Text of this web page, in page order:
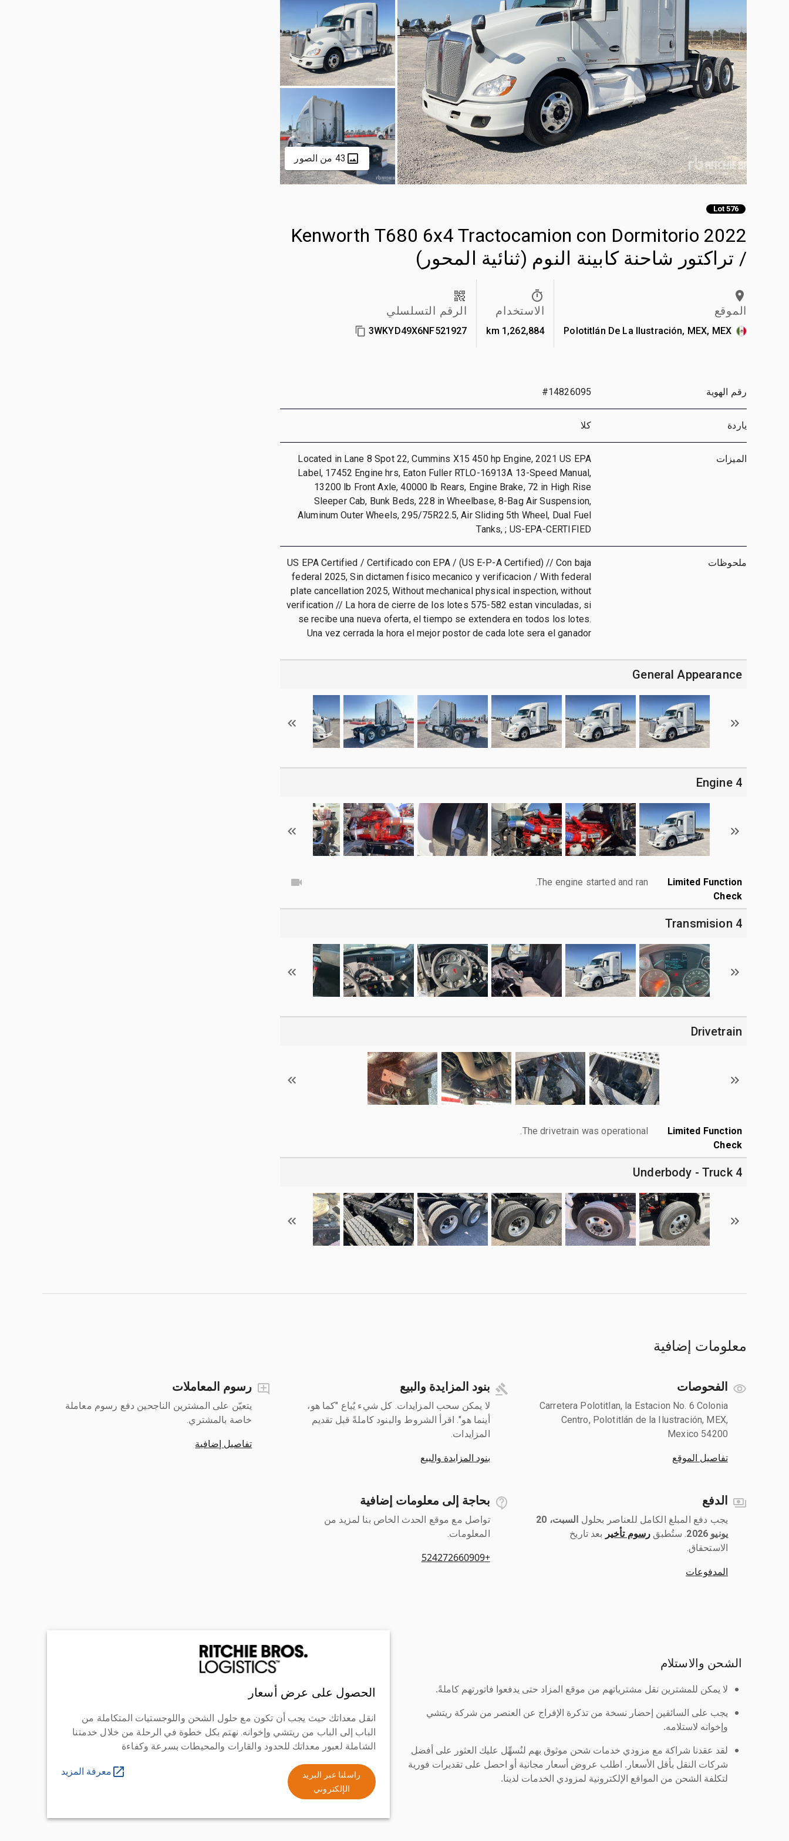
43 من الصور
Lot 576
2022 Kenworth T680 6x4 Tractocamion con Dormitorio
/ تراكتور شاحنة كابينة النوم (ثنائية المحور)
الموقع
Polotitlán De La Ilustración, MEX, MEX
الاستخدام
1,262,884 km
الرقم التسلسلي
3WKYD49X6NF521927
رقم الهوية #14826095
ياردة كلا
الميزات
Located in Lane 8 Spot 22, Cummins X15 450 hp Engine, 2021 US EPA
Label, 17452 Engine hrs, Eaton Fuller RTLO-16913A 13-Speed Manual,
13200 lb Front Axle, 40000 lb Rears, Engine Brake, 72 in High Rise
Sleeper Cab, Bunk Beds, 228 in Wheelbase, 8-Bag Air Suspension,
Aluminum Outer Wheels, 295/75R22.5, Air Sliding 5th Wheel, Dual Fuel
Tanks, ; US-EPA-CERTIFIED
ملحوظات
US EPA Certified / Certificado con EPA / (US E-P-A Certified) // Con baja
federal 2025, Sin dictamen fisico mecanico y verificacion / With federal
plate cancellation 2025, Without mechanical physical inspection, without
verification // La hora de cierre de los lotes 575-582 estan vinculadas, si
se recibe una nueva oferta, el tiempo se extendera en todos los lotes.
Una vez cerrada la hora el mejor postor de cada lote sera el ganador
General Appearance
4 Engine
Limited Function
Check
The engine started and ran.
4 Transmision
Drivetrain
Limited Function
Check
The drivetrain was operational.
4 Underbody - Truck
معلومات إضافية
الفحوصات
Carretera Polotitlan, la Estacion No. 6 Colonia
Centro, Polotitlán de la Ilustración, MEX,
Mexico 54200
تفاصيل الموقع
بنود المزايدة والبيع
لا يمكن سحب المزايدات. كل شيء يُباع "كما هو،
أينما هو". اقرأ الشروط والبنود كاملةً قبل تقديم
المزايدات.
بنود المزايدة والبيع
رسوم المعاملات
يتعيّن على المشترين الناجحين دفع رسوم معاملة
خاصة بالمشتري.
تفاصيل إضافية
الدفع
يجب دفع المبلغ الكامل للعناصر بحلول ‎
السبت، 20
يونيو 2026
رسوم تأخير بعد تاريخ
الاستحقاق.
المدفوعات
بحاجة إلى معلومات إضافية
تواصل مع موقع الحدث الخاص بنا لمزيد من
المعلومات.
+524272660909
الشحن والاستلام
لا يمكن للمشترين نقل مشترياتهم من موقع المزاد حتى يدفعوا فاتورتهم كاملةً.
يجب على السائقين إحضار نسخة من تذكرة الإفراج عن العنصر من شركة ريتشي
وإخوانه لاستلامه.
لقد عقدنا شراكة مع مزودي خدمات شحن موثوق بهم لنُسهِّل عليك العثور على أفضل
شركات النقل بأقل الأسعار. اطلب عروض أسعار مجانية أو احصل على تقديرات فورية
لتكلفة الشحن من المواقع الإلكترونية لمزودي الخدمات لدينا.
الحصول على عرض أسعار
انقل معداتك حيث يجب أن تكون مع حلول الشحن واللوجستيات المتكاملة من
الباب إلى الباب من ريتشي وإخوانه. نهتم بكل خطوة في الرحلة من خلال خدمتنا
الشاملة لعبور معداتك للحدود والقارات والمحيطات بسرعة وكفاءة
راسلنا عبر البريد
الإلكتروني
معرفة المزيد